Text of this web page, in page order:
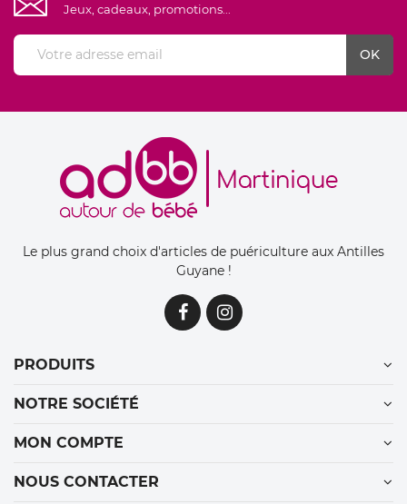
Jeux, cadeaux, promotions...
Le plus grand choix d'articles de puériculture aux Antilles
Guyane !
PRODUITS
NOTRE SOCIÉTÉ
MON COMPTE
NOUS CONTACTER